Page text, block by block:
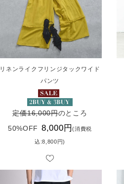
リネンライクフリンジタックワイド
パンツ
定価16,000円のところ
50%OFF 8,000円(消費税
込:8,800円)